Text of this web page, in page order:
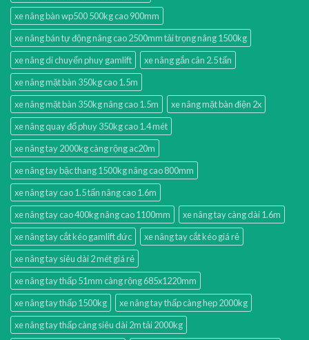
xe nâng bàn wp500 500kg cao 900mm
xe nâng bán tự động nâng cao 2500mm tải trọng nâng 1500kg
xe nâng di chuyển phuy gamlift
xe nâng gắn cân 2.5 tấn
xe nâng mặt bàn 350kg cao 1.5m
xe nâng mặt bàn 350kg nâng cao 1.5m
xe nâng mặt bàn điện 2x
xe nâng quay đổ phuy 350kg cao 1.4 mét
xe nâng tay 2000kg càng rộng ac20m
xe nâng tay bậc thang 1500kg nâng cao 800mm
xe nâng tay cao 1.5 tấn nâng cao 1.6m
xe nâng tay cao 400kg nâng cao 1100mm
xe nâng tay càng dài 1.6m
xe nâng tay cắt kéo gamlift đức
xe nâng tay cắt kéo giá rẻ
xe nâng tay siêu dài 2 mét giá rẻ
xe nâng tay thấp 51mm càng rộng 685x1220mm
xe nâng tay thấp 1500kg
xe nâng tay thấp càng hẹp 2000kg
xe nâng tay thấp càng siêu dài 2m tải 2000kg